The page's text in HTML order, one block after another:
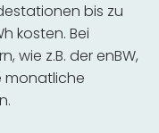
bis zu
kosten. Bei
wie z.B. der enBW,
monatliche